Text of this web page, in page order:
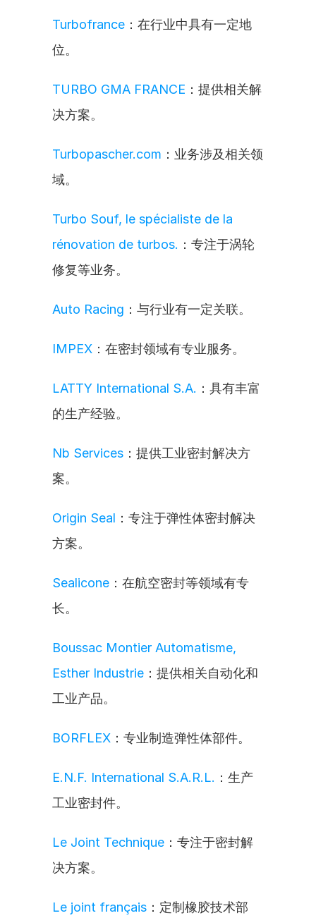
Turbofrance ：在行业中具有一定地
位。
TURBO GMA FRANCE ：提供相关解
决方案。
Turbopascher.com ：业务涉及相关领
域。
Turbo Souf, le spécialiste de la
rénovation de turbos. ：专注于涡轮
修复等业务。
Auto Racing ：与行业有一定关联。
IMPEX ：在密封领域有专业服务。
LATTY International S.A. ：具有丰富
的生产经验。
Nb Services ：提供工业密封解决方
案。
Origin Seal ：专注于弹性体密封解决
方案。
Sealicone ：在航空密封等领域有专
长。
Boussac Montier Automatisme,
Esther Industrie ：提供相关自动化和
工业产品。
BORFLEX ：专业制造弹性体部件。
E.N.F. International S.A.R.L. ：生产
工业密封件。
Le Joint Technique ：专注于密封解
决方案。
Le joint français ：定制橡胶技术部